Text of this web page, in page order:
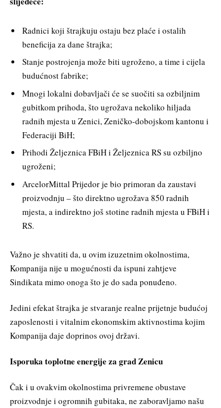
Radnici koji štrajkuju ostaju bez plaće i ostalih
beneficija za dane štrajka;
Stanje postrojenja može biti ugroženo, a time i cijela
budućnost fabrike;
Mnogi lokalni dobavljači će se suočiti sa ozbiljnim
gubitkom prihoda, što ugrožava nekoliko hiljada
radnih mjesta u Zenici, Zeničko-dobojskom kantonu i
Federaciji BiH;
Prihodi Željeznica FBiH i Željeznica RS su ozbiljno
ugroženi;
ArcelorMittal Prijedor je bio primoran da zaustavi
proizvodnju – što direktno ugrožava 850 radnih
mjesta, a indirektno još stotine radnih mjesta u FBiH i
RS.
Važno je shvatiti da, u ovim izuzetnim okolnostima,
Kompanija nije u mogućnosti da ispuni zahtjeve
Sindikata mimo onoga što je do sada ponuđeno.
Jedini efekat štrajka je stvaranje realne prijetnje budućoj
zaposlenosti i vitalnim ekonomskim aktivnostima kojim
Kompanija daje doprinos ovoj državi.
Isporuka toplotne energije za grad Zenicu
Čak i u ovakvim okolnostima privremene obustave
proizvodnje i ogromnih gubitaka, ne zaboravljamo našu